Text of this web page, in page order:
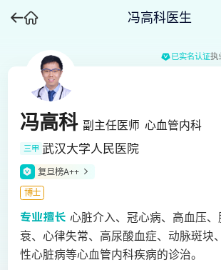
冯高科医生
已实名认证执
冯高科 副主任医师 心血管内科
三甲 武汉大学人民医院
复旦榜A++
博士
心脏介入、冠心病、高血压
衰、心律失常、高尿酸血症、动脉斑块
性心脏病等心血管内科疾病的诊治。